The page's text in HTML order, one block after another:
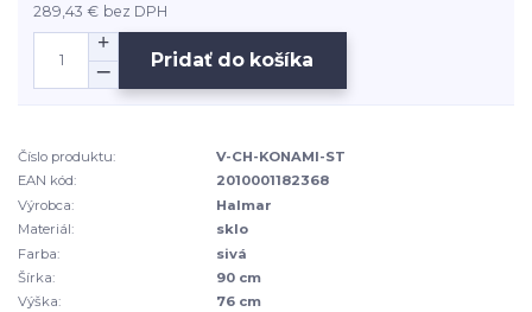
289,43 € bez DPH
Pridať do košíka
Číslo produktu:
V-CH-KONAMI-ST
EAN kód:
2010001182368
Výrobca:
Halmar
Materiál:
sklo
Farba:
sivá
Šírka:
90 cm
Výška:
76 cm